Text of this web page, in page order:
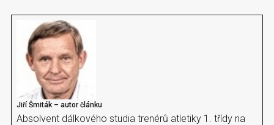
Jiří Šmiták – autor článku
Absolvent dálkového studia trenérů atletiky 1. třídy na